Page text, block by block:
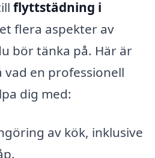
flyttstädning i
flera aspekter av
bör tänka på. Här är
vad en professionell
dig med:
av kök, inklusive